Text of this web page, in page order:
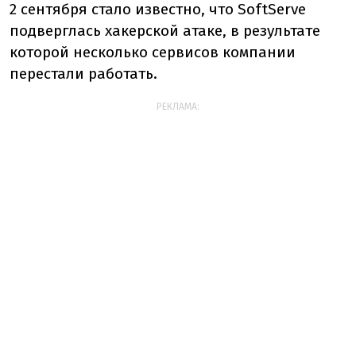
2 сентября стало известно, что SoftServe
подверглась хакерской атаке, в результате
которой несколько сервисов компании
перестали работать.
РЕКЛАМА: